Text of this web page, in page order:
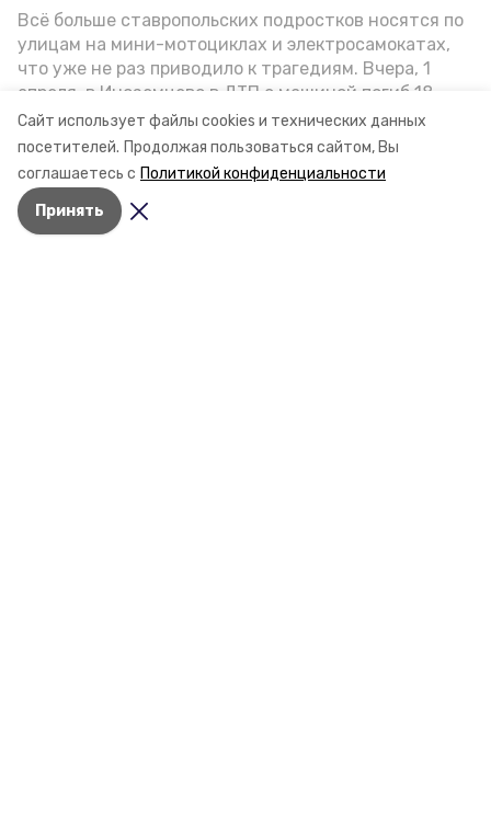
Сайт использует файлы cookies и технических данных
посетителей. Продолжая пользоваться сайтом, Вы
соглашаетесь с Политикой конфиденциальности
Принять
Всё больше ставропольских подростков носятся по
улицам на мини-мотоциклах и электросамокатах,
что уже не раз приводило к трагедиям. Вчера, 1
апреля, в Иноземцево в ДТП с машиной погиб 18-
летний пассажир питбайка, катавшийся без шлема.
Как избежать несчастных случаев, обсудили на
пресс-конференции «Победы26» в РИЦ СК
представители Госавтоинспекции и Общественной
палаты Ставропольского края.